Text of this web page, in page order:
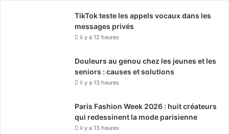
TikTok teste les appels vocaux dans les
messages privés
il y a 12 heures
Douleurs au genou chez les jeunes et les
seniors : causes et solutions
il y a 13 heures
Paris Fashion Week 2026 : huit créateurs
qui redessinent la mode parisienne
il y a 13 heures